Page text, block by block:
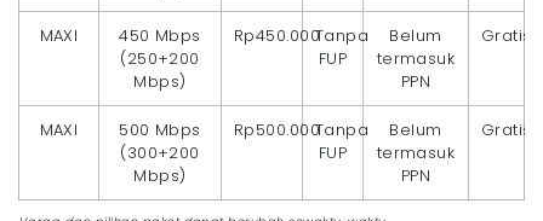
MAXI
450 Mbps
(250+200
Mbps)
Rp450.000Tanpa
FUP
Belum
termasuk
PPN
Gratis
MAXI
500 Mbps
(300+200
Mbps)
Rp500.000Tanpa
FUP
Belum
termasuk
PPN
Gratis